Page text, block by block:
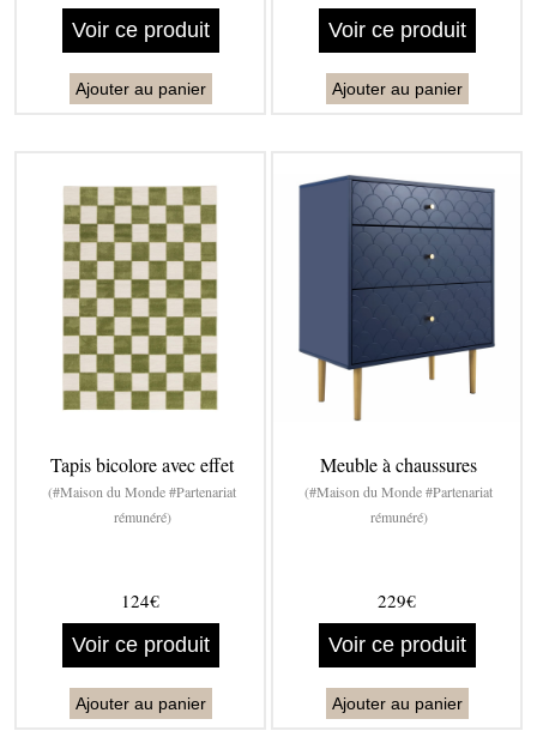
Voir ce produit
Ajouter au panier
Voir ce produit
Ajouter au panier
Tapis bicolore avec effet
(#Maison du Monde #Partenariat
rémunéré)
124€
Voir ce produit
Ajouter au panier
Meuble à chaussures
(#Maison du Monde #Partenariat
rémunéré)
229€
Voir ce produit
Ajouter au panier